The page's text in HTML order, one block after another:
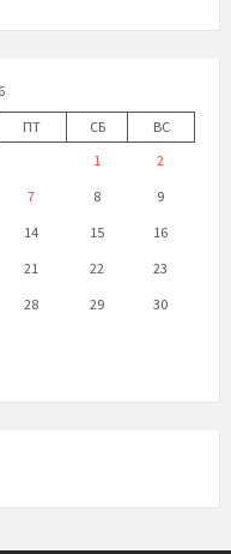
ПТ СБ
ВС
1
2
7 8
9
14 15
16
21 22
23
28 29
30